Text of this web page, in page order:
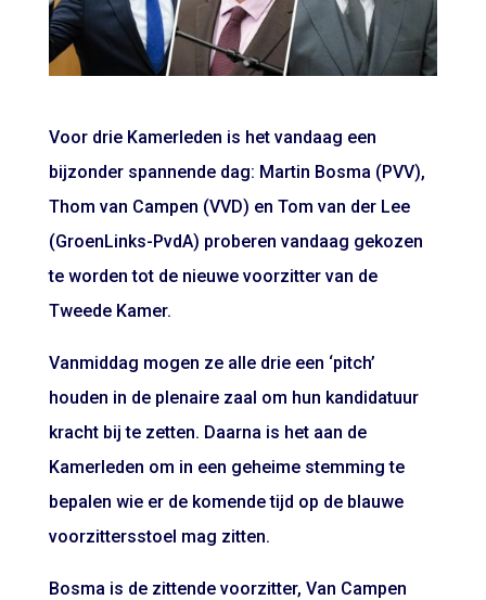
Voor drie Kamerleden is het vandaag een
bijzonder spannende dag: Martin Bosma (PVV),
Thom van Campen (VVD) en Tom van der Lee
(GroenLinks-PvdA) proberen vandaag gekozen
te worden tot de nieuwe voorzitter van de
Tweede Kamer.
Vanmiddag mogen ze alle drie een ‘pitch’
houden in de plenaire zaal om hun kandidatuur
kracht bij te zetten. Daarna is het aan de
Kamerleden om in een geheime stemming te
bepalen wie er de komende tijd op de blauwe
voorzittersstoel mag zitten.
Bosma is de zittende voorzitter, Van Campen